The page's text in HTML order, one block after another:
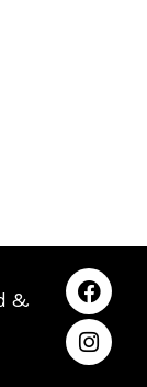
&